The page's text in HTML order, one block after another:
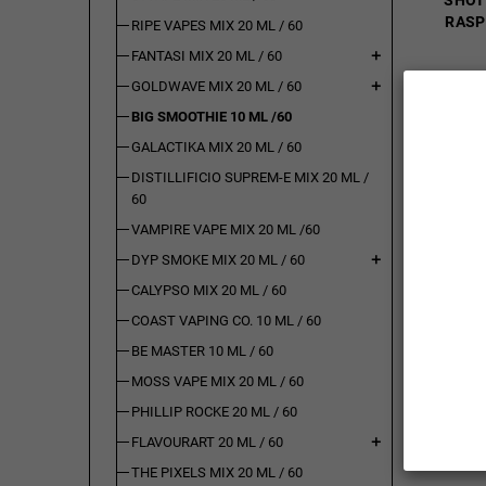
RIPE VAPES MIX 20 ML / 60
FANTASI MIX 20 ML / 60
add
GOLDWAVE MIX 20 ML / 60 add
BIG SMOOTHIE 10 ML /60
GALACTIKA MIX 20 ML / 60
DISTILLIFICIO SUPREM-E MIX 20 ML /
60
VAMPIRE VAPE MIX 20 ML /60
DYP SMOKE MIX 20 ML / 60
add
CALYPSO MIX 20 ML / 60
COAST VAPING CO. 10 ML / 60
BE MASTER 10 ML / 60
MOSS VAPE MIX 20 ML / 60
PHILLIP ROCKE 20 ML / 60
FLAVOURART 20 ML / 60
add
THE PIXELS MIX 20 ML / 60